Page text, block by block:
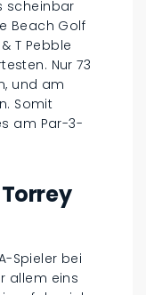
scheinbar
Beach Golf
T Pebble
Nur 73
und am
Somit
am Par-3-
Spieler bei
allem eins